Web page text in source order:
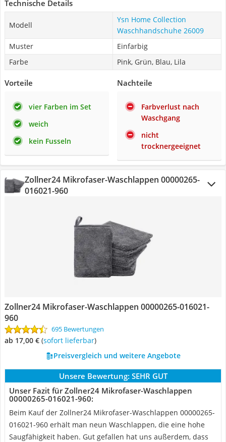
Technische Details
Modell
Ysn Home Collection
Waschhandschuhe 26009
Muster
Einfarbig
Farbe
Pink, Grün, Blau, Lila
Vorteile
vier Farben im Set
weich
kein Fusseln
Nachteile
Farbverlust nach
Waschgang
nicht
trocknergeeignet
Zollner24 Mikrofaser-Waschlappen ‎00000265-
016021-960
Zollner24 Mikrofaser-Waschlappen ‎00000265-016021-
960
695 Bewertungen
ab 17,00 € ( Sofort lieferbar)
Preisvergleich und weitere Angebote
Unsere Bewertung: SEHR GUT
Unser Fazit für Zollner24 Mikrofaser-Waschlappen
‎00000265-016021-960:
Beim Kauf der Zollner24 Mikrofaser-Waschlappen ‎00000265-
016021-960 erhält man neun Waschlappen, die eine hohe
Saugfähigkeit haben. Gut gefallen hat uns außerdem, dass